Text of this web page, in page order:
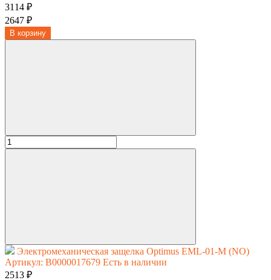
3114 ₽
2647 ₽
В корзину
Электромеханическая защелка Optimus EML-01-M (NO)
Артикул: В0000017679 Есть в наличии
2513 ₽